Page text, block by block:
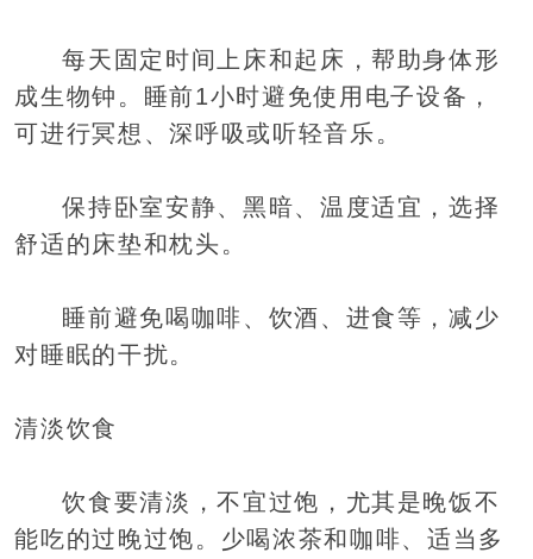
每天固定时间上床和起床，帮助身体形
成生物钟。睡前1小时避免使用电子设备，
可进行冥想、深呼吸或听轻音乐。
保持卧室安静、黑暗、温度适宜，选择
舒适的床垫和枕头。
睡前避免喝咖啡、饮酒、进食等，减少
对睡眠的干扰。
清淡饮食
饮食要清淡，不宜过饱，尤其是晚饭不
能吃的过晚过饱。少喝浓茶和咖啡、适当多